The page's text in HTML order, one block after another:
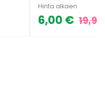
Hinta alkaen
6,00 €